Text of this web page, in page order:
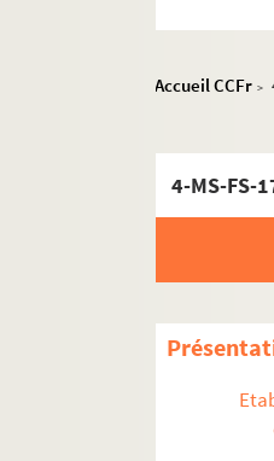
Accueil CCFr >
4-MS-FS-